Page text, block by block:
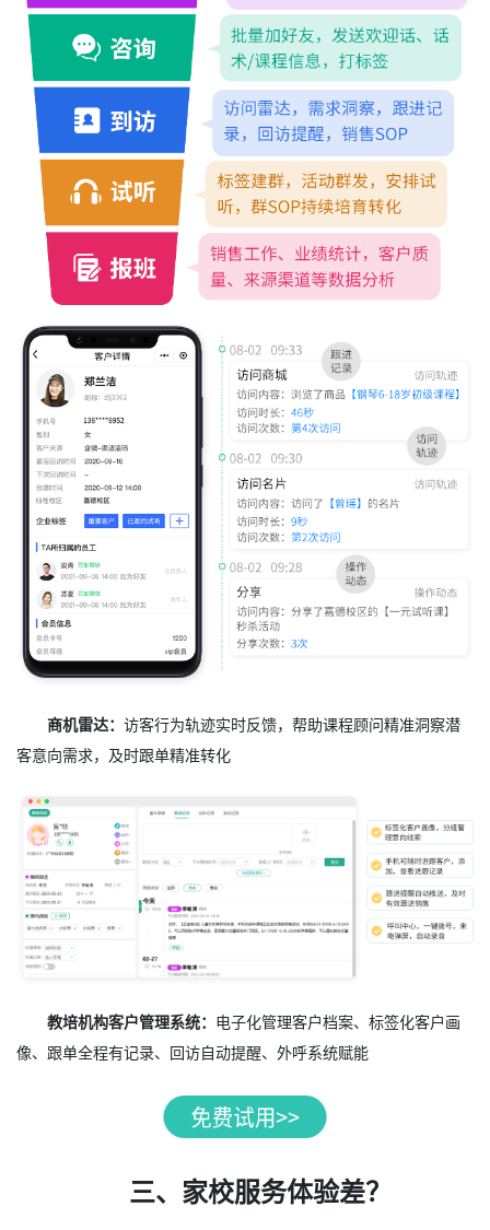
商机雷达：访客行为轨迹实时反馈，帮助课程顾问精准洞察潜
客意向需求，及时跟单精准转化
教培机构客户管理系统： 电子化管理客户档案、标签化客户画
像、跟单全程有记录、回访自动提醒、外呼系统赋能
三、家校服务体验差？